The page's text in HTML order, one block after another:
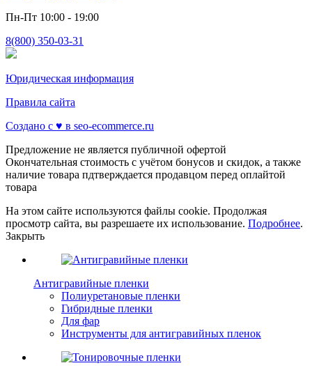
Пн-Пт 10:00 - 19:00
8(800) 350-03-31
Юридическая информация
Правила сайта
Создано с ♥️ в seo-ecommerce.ru
Предложение не является публичной офертой
Окончательная стоимость с учётом бонусов и скидок, а также
наличие товара пдтверждается продавцом перед оплайтой
товара
На этом сайте используются файлы cookie. Продолжая
просмотр сайта, вы разрешаете их использование. Подробнее.
Закрыть
Антигравийные пленки
Полиуретановые пленки
Гибридные пленки
Для фар
Инструменты для антигравийных пленок